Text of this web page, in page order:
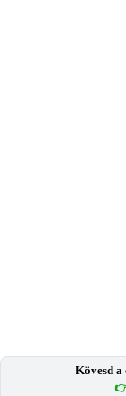
Kövesd